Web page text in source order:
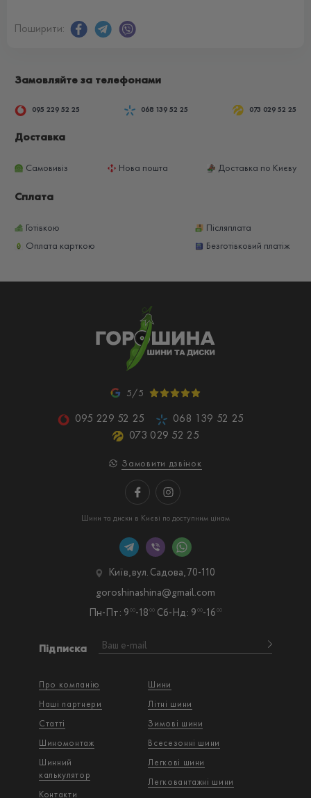
Поширити:
Замовляйте за телефонами
095 229 52 25 068 139 52 25 073 029 52 25
Доставка
Самовивіз Нова пошта Доставка по Києву
Сплата
Готівкою
Післяплата
Оплата карткою
Безготівковий платіж
5/5
095 229 52 25
068 139 52 25
073 029 52 25
Замовити дзвінок
Шини та диски в Києві по доступним цінам
Про компанію
Наші партнери
Статті
Шиномонтаж
Шинний
калькулятор
Контакти
Шини
Літні шини
Зимові шини
Всесезонні шини
Легкові шини
Легковантажнi шини
Підписка
Київ, вул. Садова, 70-110
Пн-Пт: 9 00-18 00 Сб-Нд: 9 00-16 00
goroshinashina@gmail.com